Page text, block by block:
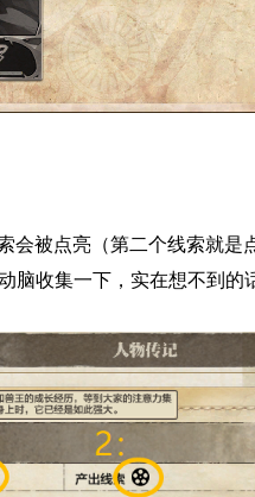
被点亮（第二个线索就是
收集一下，实在想不到的